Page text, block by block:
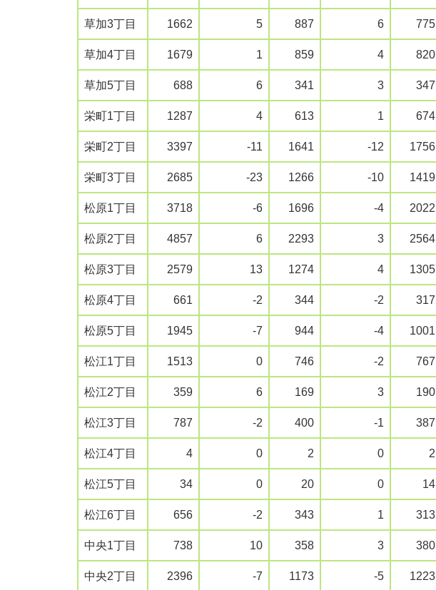
草加3丁目 1662 5 887 6 775
草加4丁目 1679 1 859 4 820
草加5丁目 688 6 341 3 347
栄町1丁目 1287 4 613 1 674
栄町2丁目 3397 -11 1641 -12 1756
栄町3丁目 2685 -23 1266 -10 1419
松原1丁目 3718 -6 1696 -4 2022
松原2丁目 4857 6 2293 3 2564
松原3丁目 2579 13 1274 4 1305
松原4丁目 661 -2 344 -2 317
松原5丁目 1945 -7 944 -4 1001
松江1丁目 1513 0 746 -2 767
松江2丁目 359 6 169 3 190
松江3丁目 787 -2 400 -1 387
松江4丁目 4 0 2 0 2
松江5丁目 34 0 20 0 14
松江6丁目 656 -2 343 1 313
中央1丁目 738 10 358 3 380
中央2丁目 2396 -7 1173 -5 1223